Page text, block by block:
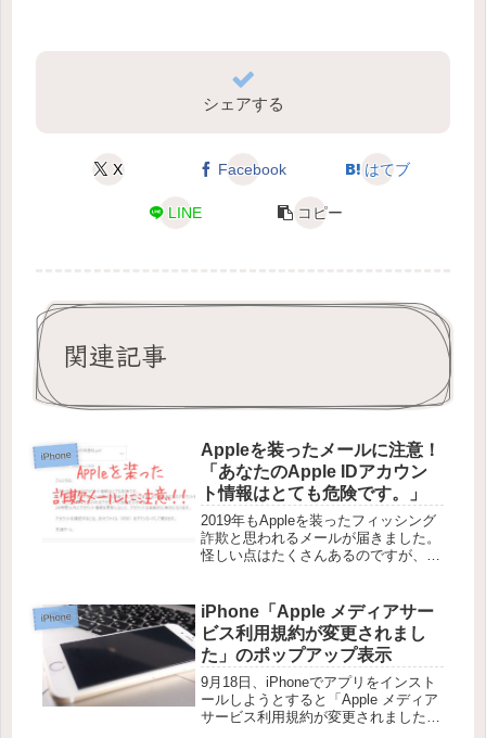
シェアする
X Facebook はてブ
LINE コピー
関連記事
iPhone
Appleを装ったメールに注意！
「あなたのApple IDアカウン
ト情報はとても危険です。」
2019年もAppleを装ったフィッシング
詐欺と思われるメールが届きました。
怪しい点はたくさんあるのですが、今
「Apple情報」を名乗るメール今回届
いたのは以下のようなメー...
iPhone
iPhone「Apple メディアサー
ビス利用規約が変更されまし
た」のポップアップ表示
9月18日、iPhoneでアプリをインスト
ールしようとすると「Apple メディア
サービス利用規約が変更されました」